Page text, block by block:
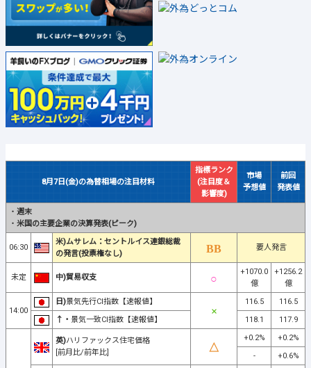
8月7日(金)の為替相場の注目材料
指標ランク
(注目度＆
影響度)
市場
予想値
前回
発表値
・ 週末
・ 米国の主要企業の決算発表(ピーク)
06:30
米)ムサレム：セントルイス連銀総裁
の発言(投票権なし)
要人発言
未定 中)貿易収支
+1070.0
億
+1256.2
億
14:00
日)景気先行CI指数【速報値】 116.5
116.5
↑・ 景気一致CI指数【速報値】 118.1 117.9
英)ハリファックス住宅価格
[前月比/前年比]
+0.2%
+0.2%
-
+0.6%